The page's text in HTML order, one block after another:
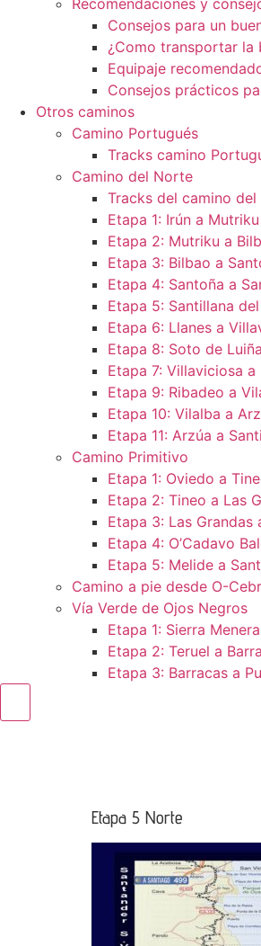
Recomendaciones y
Consejos para un
¿Como transportar la
Equipaje
Consejos prácticos
Otros caminos
Camino Portugués
Tracks camino
Camino del Norte
Tracks del camino
Etapa 1: Irún a Mutriku
Etapa 2: Mutriku a
Etapa 3: Bilbao a
Etapa 4: Santoña a
Etapa 5: Santillana
Etapa 6: Llanes a
Etapa 8: Soto de
Etapa 7: Villaviciosa
Etapa 9: Ribadeo a
Etapa 10: Vilalba a
Etapa 11: Arzúa a
Camino Primitivo
Etapa 1: Oviedo a
Etapa 2: Tineo a Las
Etapa 3: Las Grandas
Etapa 4: O’Cadavo
Etapa 5: Melide a
Camino a pie desde O-
Vía Verde de Ojos Negros
Etapa 1: Sierra
Etapa 2: Teruel a
Etapa 3: Barracas a
Etapa 5 Norte